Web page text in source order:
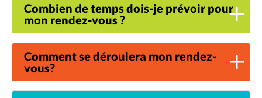
Combien de temps dois-je prévoir pour
mon rendez-vous ?
Comment se déroulera mon rendez-
vous?